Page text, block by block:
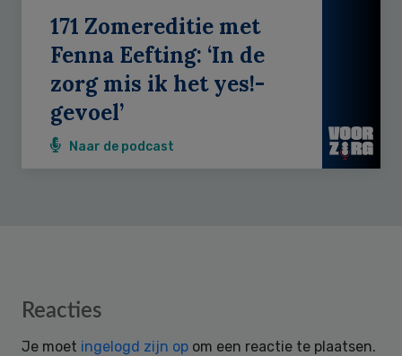
171 Zomereditie met
Fenna Eefting: ‘In de
zorg mis ik het yes!-
gevoel’
Naar de podcast
Reader
Reacties
Je moet ingelogd zijn op om een reactie te plaatsen.